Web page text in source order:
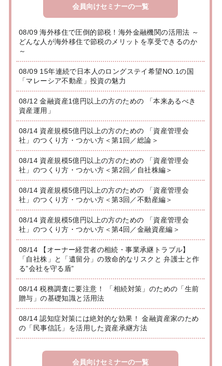
会員向けセミナーの一覧
08/09 海外移住で圧倒的節税！海外金融機関の活用法 ～
どんな人が海外移住で節税のメリットを享受できるのか
～
08/09 15年連続で日本人のロングステイ希望NO.1の国
「マレーシア不動産」投資の魅力
08/12 金融資産1億円以上の方のための 「本来あるべき
資産運用」
08/14 資産規模5億円以上の方のための 「資産管理会
社」のつくり方・つかい方＜第1回／総論＞
08/14 資産規模5億円以上の方のための 「資産管理会
社」のつくり方・つかい方＜第2回／自社株編＞
08/14 資産規模5億円以上の方のための 「資産管理会
社」のつくり方・つかい方＜第3回／不動産編＞
08/14 資産規模5億円以上の方のための 「資産管理会
社」のつくり方・つかい方＜第4回／金融資産編＞
08/14 【オーナー経営者の相続・事業承継トラブル】
「自社株」と「遺留分」の致命的なリスクと 弁護士と作
る”会社を守る盾”
08/14 税務調査に要注意！ 「相続対策」のための「生前
贈与」の基礎知識と活用法
08/14 認知症対策には絶対的な効果！ 金融資産家のため
の「民事信託」を活用した資産承継方法
会員向けセミナーの一覧